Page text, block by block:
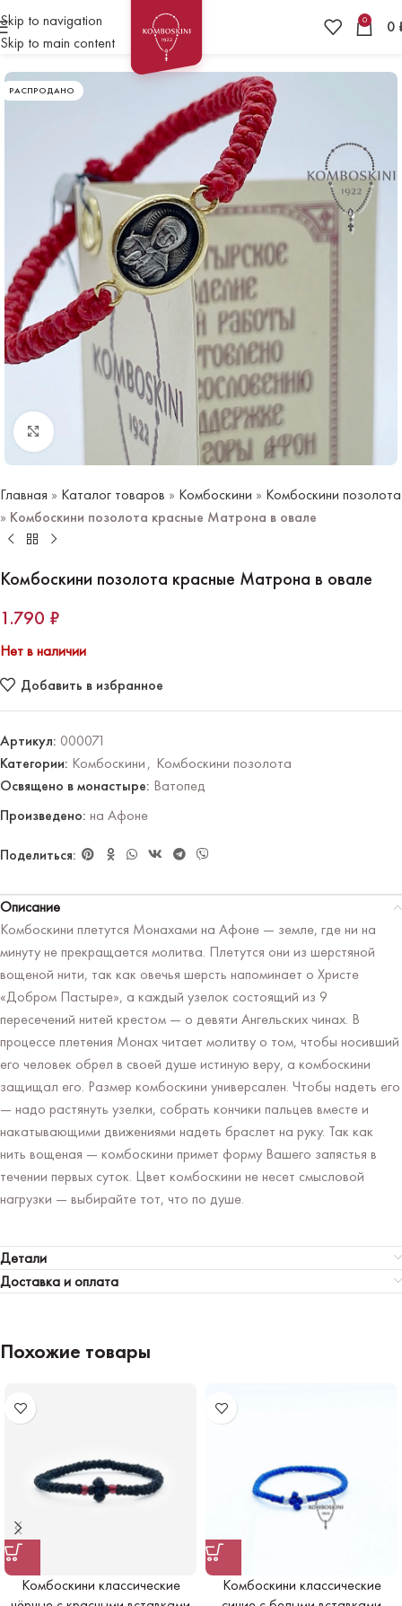
Skip to navigation
Skip to main content
0 0
РАСПРОДАНО
Нажмите чтобы увеличить
Главная » Каталог товаров » Комбоскини » Комбоскини позолота
» Комбоскини позолота красные Матрона в овале
Комбоскини позолота красные Матрона в овале
1.790 ₽
Нет в наличии
Добавить в избранное
Артикул: 000071
Категории: Комбоскини, Комбоскини позолота
Освящено в монастыре: Ватопед
Произведено: на Афоне
Поделиться:
Описание
Комбоскини плетутся Монахами на Афоне — земле, где ни на
минуту не прекращается молитва. Плетутся они из шерстяной
вощеной нити, так как овечья шерсть напоминает о Христе
«Добром Пастыре», а каждый узелок состоящий из 9
пересечений нитей крестом — о девяти Ангельских чинах. В
процессе плетения Монах читает молитву о том, чтобы носивший
его человек обрел в своей душе истиную веру, а комбоскини
защищал его. Размер комбоскини универсален. Чтобы надеть его
— надо растянуть узелки, собрать кончики пальцев вместе и
накатывающими движениями надеть браслет на руку. Так как
нить вощеная — комбоскини примет форму Вашего запястья в
течении первых суток. Цвет комбоскини не несет смысловой
нагрузки — выбирайте тот, что по душе.
Детали
Доставка и оплата
Похожие товары
Комбоскини классические
Комбоскини классические